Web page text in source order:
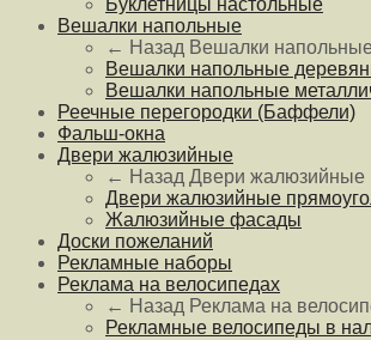
Буклетницы настольные
Вешалки напольные
← Назад Вешалки напольные
Вешалки напольные
Вешалки напольные
Реечные перегородки (Баффели)
Фальш-окна
Двери жалюзийные
← Назад Двери жалюзийные
Двери жалюзийные
Жалюзийные фасады
Доски пожеланий
Рекламные наборы
Реклама на велосипедах
← Назад Реклама на
Рекламные велосипеды в